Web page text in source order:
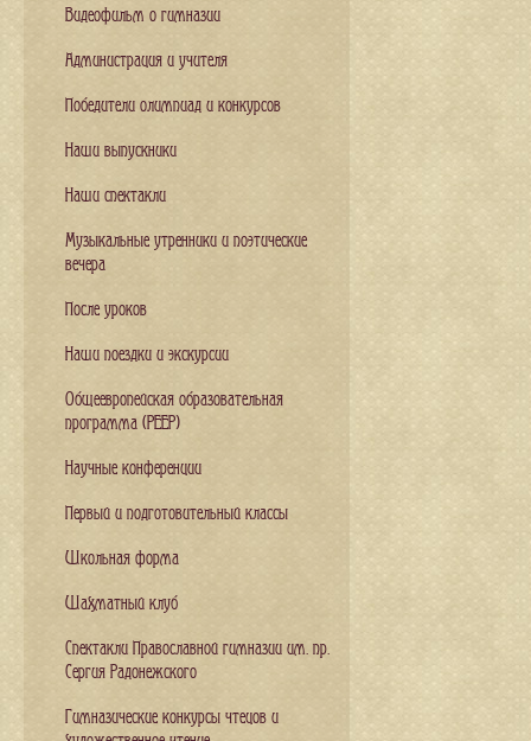
Видеофильм о гимназии
Администрация и учителя
Победители олимпиад и конкурсов
Наши выпускники
Наши спектакли
Музыкальные утренники и поэтические
вечера
После уроков
Наши поездки и экскурсии
Общеевропейская образовательная
программа (PEEP)
Научные конференции
Первый и подготовительный классы
Школьная форма
Шахматный клуб
Спектакли Православной гимназии им. пр.
Сергия Радонежского
Гимназические конкурсы чтецов и